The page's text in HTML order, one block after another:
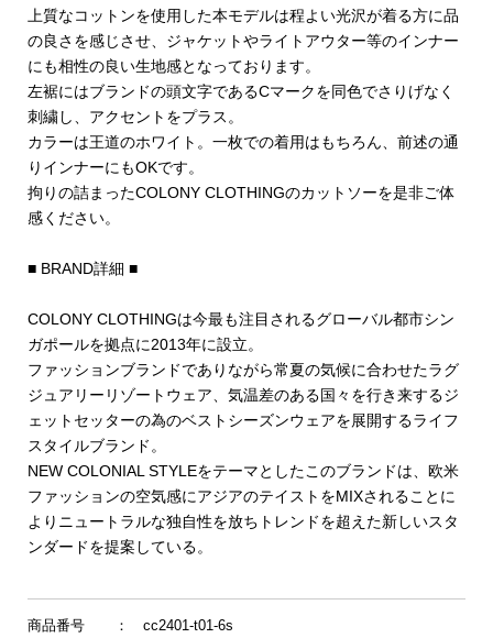
上質なコットンを使用した本モデルは程よい光沢が着る方に品
の良さを感じさせ、ジャケットやライトアウター等のインナー
にも相性の良い生地感となっております。
左裾にはブランドの頭文字であるCマークを同色でさりげなく
刺繍し、アクセントをプラス。
カラーは王道のホワイト。一枚での着用はもちろん、前述の通
りインナーにもOKです。
拘りの詰まったCOLONY CLOTHINGのカットソーを是非ご体
感ください。
■ BRAND詳細 ■
COLONY CLOTHINGは今最も注目されるグローバル都市シン
ガポールを拠点に2013年に設立。
ファッションブランドでありながら常夏の気候に合わせたラグ
ジュアリーリゾートウェア、気温差のある国々を行き来するジ
ェットセッターの為のベストシーズンウェアを展開するライフ
スタイルブランド。
NEW COLONIAL STYLEをテーマとしたこのブランドは、欧米
ファッションの空気感にアジアのテイストをMIXされることに
よりニュートラルな独自性を放ちトレンドを超えた新しいスタ
ンダードを提案している。
商品番号 ： cc2401-t01-6s